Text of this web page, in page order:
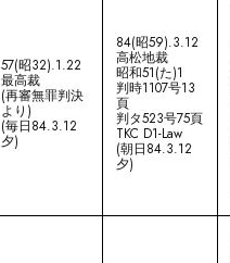
57(昭32).1.22
最高裁
(再審無罪判決
より)
(毎日84.3.12
夕)
84(昭59).3.12
高松地裁
昭和51(た)1
判時1107号13
頁
判タ523号75頁
TKC D1-Law
(朝日84.3.12
夕)